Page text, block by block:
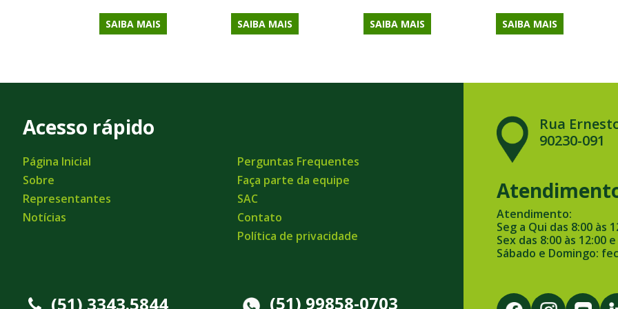
SAIBA MAIS SAIBA MAIS SAIBA MAIS SAIBA MAIS
Acesso rápido
Página Inicial
Sobre
Representantes
Notícias
Perguntas Frequentes
Faça parte da equipe
SAC
Contato
Política de privacidade
(51) 3343.5844 (51) 99858-0703
Rua
90230-091
Atendimento:
Seg a Qui das 8:00 às
Sex das 8:00 às 12:00
Sábado e Domingo: